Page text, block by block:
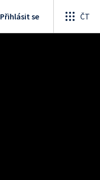
Přihlásit se ČT